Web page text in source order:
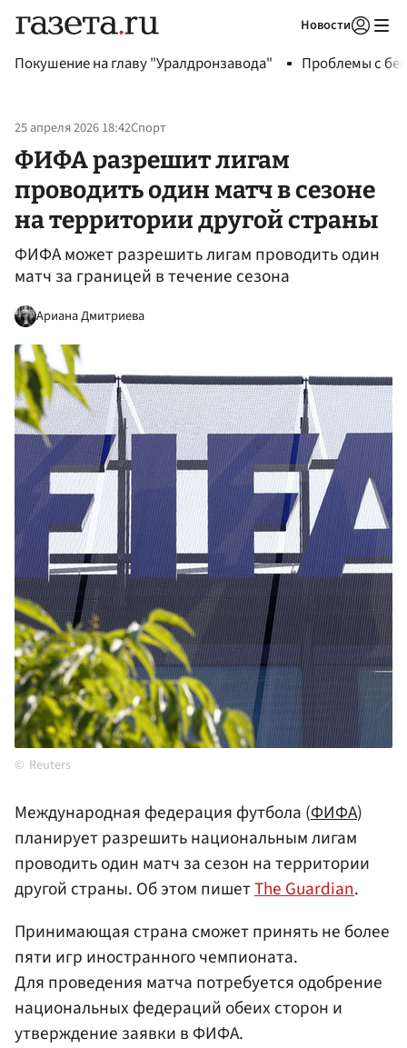
Новости
Покушение на главу "Уралдронзавода" Проблемы с
25 апреля 2026 18:42Спорт
ФИФА разрешит лигам
проводить один матч в сезоне
на территории другой страны
ФИФА может разрешить лигам проводить один
матч за границей в течение сезона
Ариана Дмитриева
Reuters
Международная федерация футбола (ФИФА)
планирует разрешить национальным лигам
проводить один матч за сезон на территории
другой страны. Об этом пишетThe Guardian.
Принимающая страна сможет принять не более
пяти игр иностранного чемпионата.
Для проведения матча потребуется одобрение
национальных федераций обеих сторон и
утверждение заявки в ФИФА.